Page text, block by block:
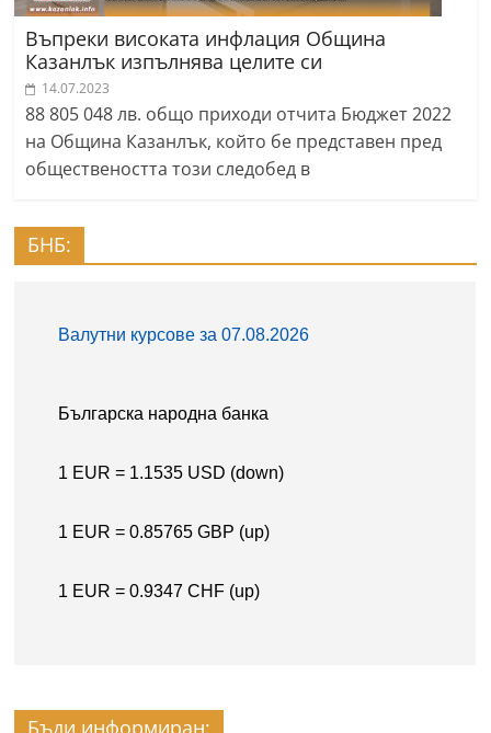
Въпреки високата инфлация Община
Казанлък изпълнява целите си
14.07.2023
88 805 048 лв. общо приходи отчита Бюджет 2022
на Община Казанлък, който бе представен пред
обществеността този следобед в
БНБ:
Бъди информиран: